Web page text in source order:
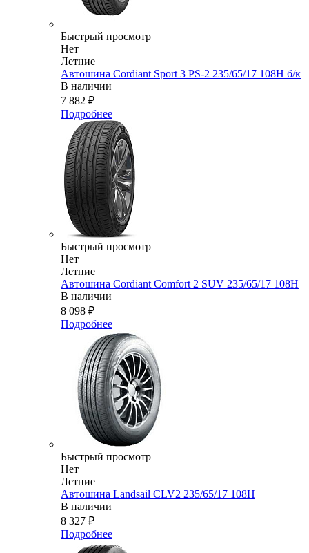
Быстрый просмотр
Нет
Летние
Автошина Cordiant Sport 3 PS-2 235/65/17 108Н б/к
В наличии
7 882 ₽
Подробнее
Быстрый просмотр
Нет
Летние
Автошина Cordiant Comfort 2 SUV 235/65/17 108H
В наличии
8 098 ₽
Подробнее
Быстрый просмотр
Нет
Летние
Автошина Landsail CLV2 235/65/17 108H
В наличии
8 327 ₽
Подробнее